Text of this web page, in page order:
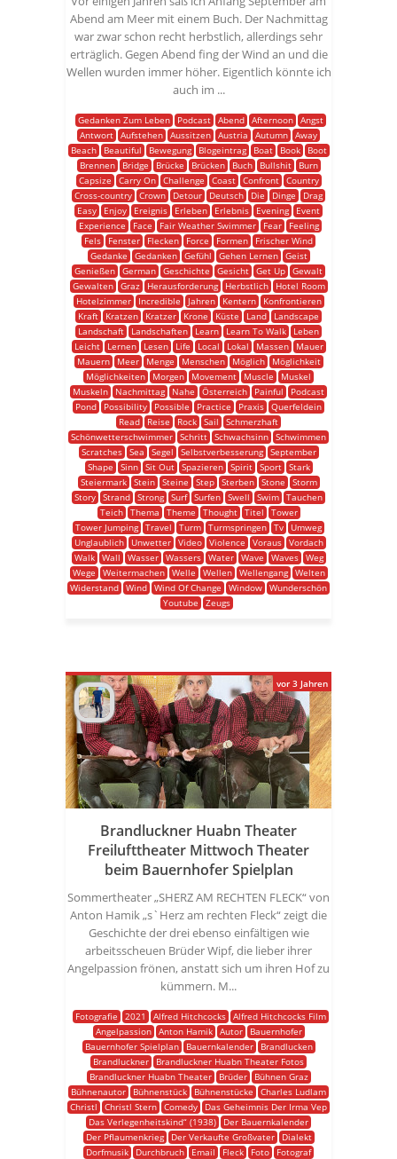
Abend am Meer mit einem Buch. Der Nachmittag
war zwar schon recht herbstlich, allerdings sehr
erträglich. Gegen Abend fing der Wind an und die
Wellen wurden immer höher. Eigentlich könnte ich
auch im ...
Gedanken Zum Leben Podcast Abend Afternoon Angst
Antwort Aufstehen Aussitzen Austria Autumn Away
Beach
Beautiful Bewegung Blogeintrag Boat Book
Boot
Brennen
Bridge Brücke Brücken Buch Bullshit
Burn
Capsize
Carry On Challenge Coast Confront
Country
Cross-country Crown Detour Deutsch Die Dinge
Drag
Easy
Enjoy Ereignis Erleben Erlebnis Evening
Event
Experience
Face Fair Weather Swimmer Fear
Feeling
Fels
Fenster Flecken Force Formen
Frischer Wind
Gedanke
Gedanken Gefühl Gehen Lernen
Geist
Genießen German Geschichte Gesicht Get Up Gewalt
Gewalten
Graz Herausforderung Herbstlich
Hotel Room
Hotelzimmer
Incredible Jahren Kentern
Konfrontieren
Kraft
Kratzen Kratzer Krone Küste Land
Landscape
Landschaft
Landschaften Learn Learn To Walk
Leben
Leicht
Lernen Lesen Life Local Lokal Massen
Mauer
Mauern
Meer Menge Menschen Möglich
Möglichkeit
Möglichkeiten
Morgen Movement Muscle
Muskel
Muskeln
Nachmittag Nahe Österreich Painful
Podcast
Pond
Possibility Possible Practice Praxis Querfeldein
Read
Reise Rock Sail
Schmerzhaft
Schönwetterschwimmer Schritt Schwachsinn Schwimmen
Scratches
Sea Segel Selbstverbesserung
September
Shape
Sinn Sit Out Spazieren Spirit Sport
Stark
Steiermark
Stein Steine Step Sterben Stone
Storm
Story Strand Strong Surf Surfen Swell Swim Tauchen
Teich
Thema Theme Thought Titel
Tower
Tower Jumping Travel Turm Turmspringen Tv
Umweg
Unglaublich
Unwetter Video Violence Voraus
Vordach
Walk
Wall Wasser Wassers Water Wave Waves
Weg
Wege
Weitermachen Welle Wellen Wellengang
Welten
Widerstand Wind Wind Of Change Window Wunderschön
Youtube
Zeugs
Brandluckner Huabn Theater
Freilufttheater Mittwoch Theater
beim Bauernhofer Spielplan
Sommertheater „SHERZ AM RECHTEN FLECK“ von
Anton Hamik „s`Herz am rechten Fleck“ zeigt die
Geschichte der drei ebenso einfältigen wie
arbeitsscheuen Brüder Wipf, die lieber ihrer
Angelpassion frönen, anstatt sich um ihren Hof zu
kümmern. M...
Fotografie 2021 Alfred Hitchcocks Alfred Hitchcocks Film
Angelpassion
Anton Hamik Autor
Bauernhofer
Bauernhofer Spielplan
Bauernkalender
Brandlucken
Brandluckner
Brandluckner Huabn Theater Fotos
Brandluckner Huabn Theater
Brüder
Bühnen Graz
Bühnenautor
Bühnenstück Bühnenstücke
Charles Ludlam
Christl
Christl Stern Comedy
Das Geheimnis Der Irma Vep
Das Verlegenheitskind“ (1938)
Der Bauernkalender
Der Pflaumenkrieg
Der Verkaufte Großvater
Dialekt
Dorfmusik
Durchbruch Email Fleck Foto
Fotograf
vor 3 Jahren